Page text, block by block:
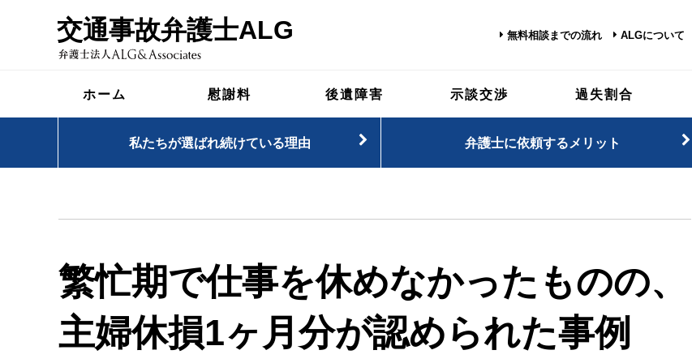
交通事故弁護士ALG 無料相談までの流れ ALGについて
ホーム 慰謝料 後遺障害 示談交渉 過失割合
私たちが選ばれ続けている理由 弁護士に依頼するメリット
繁忙期で仕事を休めなかったものの、
主婦休損1ヶ月分が認められた事例